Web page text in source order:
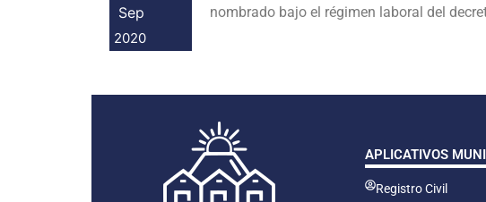
Sep
2020
nombrado bajo el régimen laboral del
APLICATIVOS
Registro Civil